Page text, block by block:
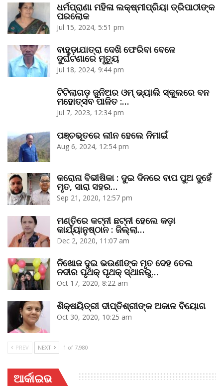
ଧର୍ମପ୍ରାଣା ମହିଳା ଲକ୍ଷ୍ମୀପ୍ରିୟା ତ୍ରିପାଠୀଙ୍କ
ପରଲୋକ
Jul 15, 2024, 5:51 pm
ବାହୁଡ଼ାଯାତ୍ରା ଦେଖି ଫେରିବା ବେଳେ
ଦୁର୍ଘଟଣାରେ ମୃତ୍ୟୁ
Jul 18, 2024, 9:44 pm
ଟିଟିଲାଗଡ଼ ଜୁନିଅର ଓମ୍‌ ଭ୍ୟାଲି ସ୍କୁଲରେ ବନ
ମହୋତ୍ସବ ପାଳିତ :…
Jul 7, 2023, 12:34 pm
ପଞ୍ଚଭୂତରେ ଲୀନ ହେଲେ ନିମାଇଁ
Aug 6, 2024, 12:54 pm
କରୋନା ବିଭୀଷିକା : ଦୁଇ ଦିନରେ ବାପ ପୁଅ ଦୁହେଁ
ମୃତ, ସାରା ସହର…
Sep 21, 2020, 12:57 pm
ମଣ୍ତିରେ କଟ୍‌ନୀ ଛଟ୍‌ନୀ ହେଲେ କଡ଼ା
କାର୍ଯ୍ୟାନୁଷ୍ଠାନ : ଜିଲ୍ଲା…
Dec 2, 2020, 11:07 am
ନିଖୋଜ ଦୁଇ ଭଉଣୀଙ୍କ ମୃତ ଦେହ ତେଲ
ନଦୀର ପୃଥକ୍‌ ପୃଥକ୍‌ ସ୍ଥାନରୁ…
Oct 17, 2020, 8:22 am
ଶିକ୍ଷୟିତ୍ରୀ ଦୀପ୍ତିଶ୍ରୀଙ୍କ ଅକାଳ ବିୟୋଗ
Oct 30, 2020, 10:25 am
PREV NEXT 1 of 7,980
ଆର୍କାଇଭ